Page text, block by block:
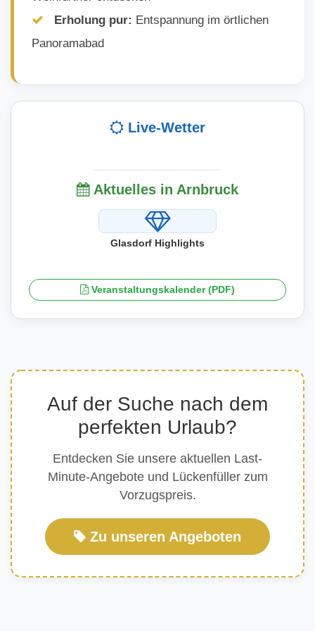
Erholung pur: Entspannung im örtlichen
Panoramabad
Live-Wetter
Aktuelles in Arnbruck
Glasdorf Highlights
Veranstaltungskalender (PDF)
Auf der Suche nach dem
perfekten Urlaub?
Entdecken Sie unsere aktuellen Last-
Minute-Angebote und Lückenfüller zum
Vorzugspreis.
Zu unseren Angeboten